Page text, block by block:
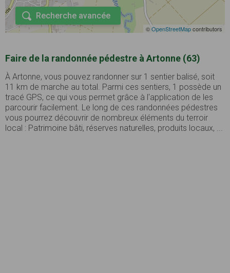
©OpenStreetMapcontributors
Recherche avancée
Faire de la randonnée pédestre à Artonne (63)
À Artonne, vous pouvez randonner sur 1 sentier balisé, soit
11 km de marche au total. Parmi ces sentiers, 1 possède un
tracé GPS, ce qui vous permet grâce à l'application de les
parcourir facilement. Le long de ces randonnées pédestres
vous pourrez découvrir de nombreux éléments du terroir
local : Patrimoine bâti, réserves naturelles, produits locaux, ...